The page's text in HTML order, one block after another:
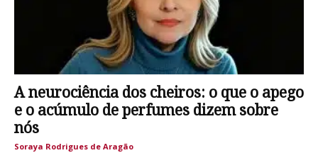
A neurociência dos cheiros: o que o apego
e o acúmulo de perfumes dizem sobre
nós
Soraya Rodrigues de Aragão